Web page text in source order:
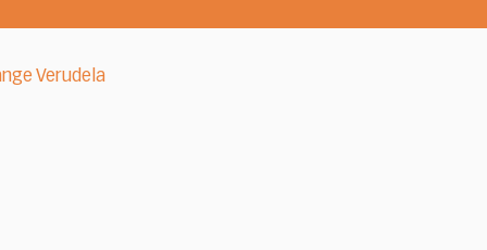
Verudela